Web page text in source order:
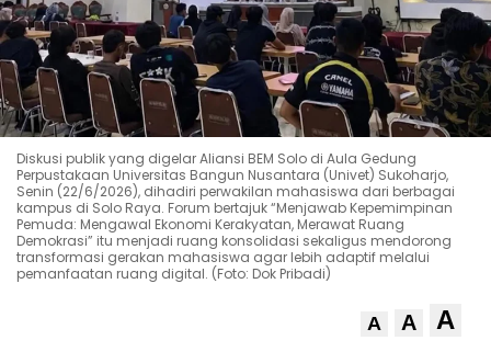
Diskusi publik yang digelar Aliansi BEM Solo di Aula Gedung
Perpustakaan Universitas Bangun Nusantara (Univet) Sukoharjo,
Senin (22/6/2026), dihadiri perwakilan mahasiswa dari berbagai
kampus di Solo Raya. Forum bertajuk “Menjawab Kepemimpinan
Pemuda: Mengawal Ekonomi Kerakyatan, Merawat Ruang
Demokrasi” itu menjadi ruang konsolidasi sekaligus mendorong
transformasi gerakan mahasiswa agar lebih adaptif melalui
pemanfaatan ruang digital. (Foto: Dok Pribadi)
A A A